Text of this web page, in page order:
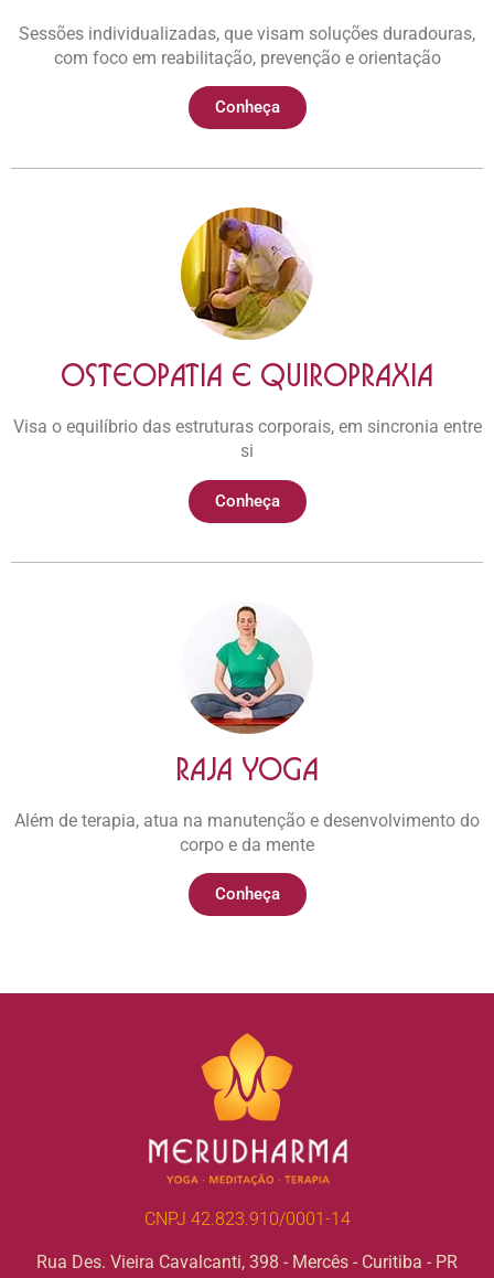
Sessões individualizadas, que visam soluções duradouras,
com foco em reabilitação, prevenção e orientação
Conheça
Osteopatia e Quiropraxia​
Visa o equilíbrio das estruturas corporais, em sincronia entre
si
Conheça
RAJA YOGA
Além de terapia, atua na manutenção e desenvolvimento do
corpo e da mente
Conheça
CNPJ 42.823.910/0001-14
Rua Des. Vieira Cavalcanti, 398 - Mercês - Curitiba - PR